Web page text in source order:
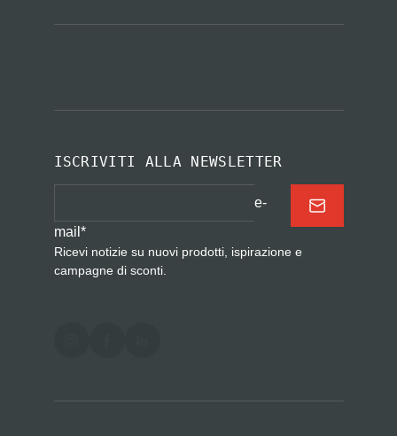
ISCRIVITI ALLA NEWSLETTER
e-
mail *
Ricevi notizie su nuovi prodotti, ispirazione e
campagne di sconti.